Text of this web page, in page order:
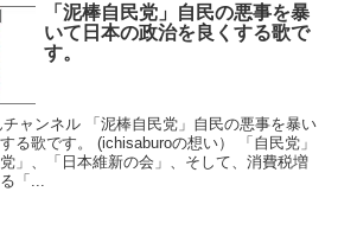
「泥棒自民党」自民の悪事を暴
いて日本の政治を良くする歌で
す。
ャンネル 「泥棒自民党」自民の悪事を暴い
る歌です。 (ichisaburoの想い） 「自民党」
」、「日本維新の会」、そして、消費税増
「...